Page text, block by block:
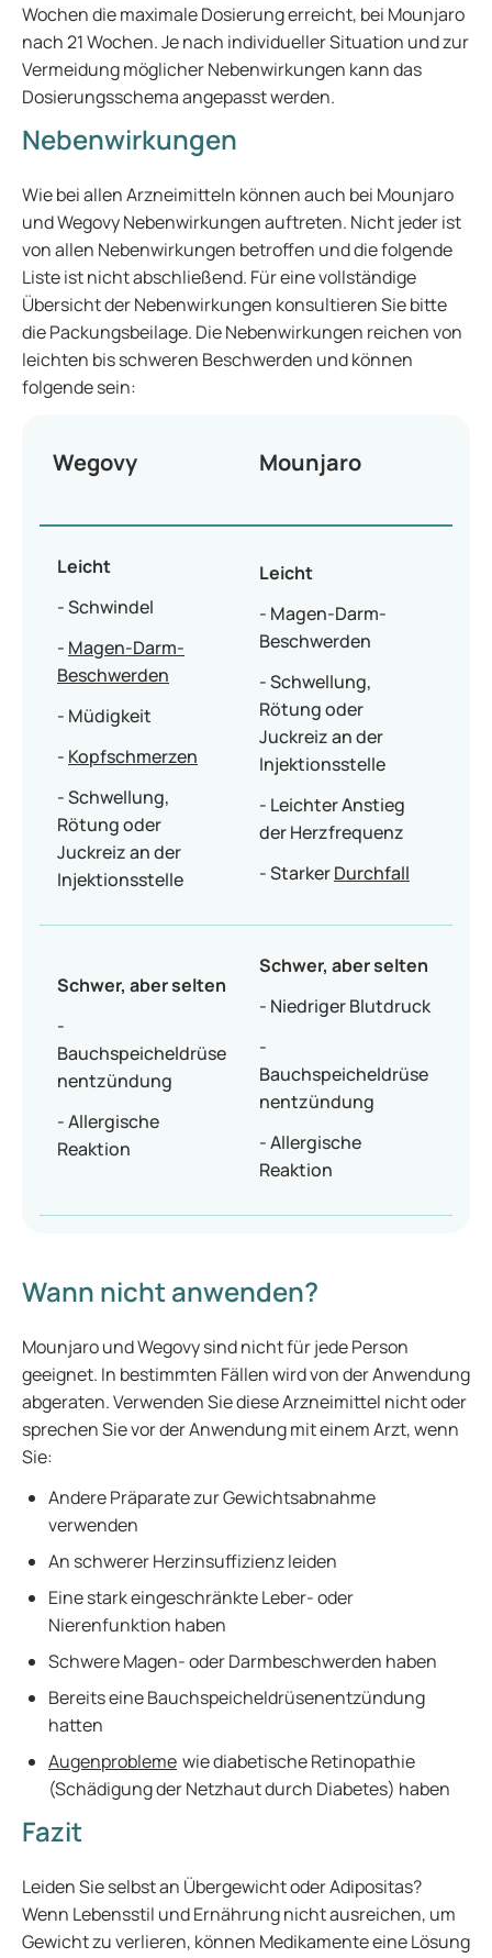
Wochen die maximale Dosierung erreicht, bei Mounjaro
nach 21 Wochen. Je nach individueller Situation und zur
Vermeidung möglicher Nebenwirkungen kann das
Dosierungsschema angepasst werden.
Nebenwirkungen
Wie bei allen Arzneimitteln können auch bei Mounjaro
und Wegovy Nebenwirkungen auftreten. Nicht jeder ist
von allen Nebenwirkungen betroffen und die folgende
Liste ist nicht abschließend. Für eine vollständige
Übersicht der Nebenwirkungen konsultieren Sie bitte
die Packungsbeilage. Die Nebenwirkungen reichen von
leichten bis schweren Beschwerden und können
folgende sein:
Wegovy Mounjaro
Leicht
- Schwindel
- Magen-Darm-
Beschwerden
- Müdigkeit
- Kopfschmerzen
- Schwellung,
Rötung oder
Juckreiz an der
Injektionsstelle
Leicht
- Magen-Darm-
Beschwerden
- Schwellung,
Rötung oder
Juckreiz an der
Injektionsstelle
- Leichter Anstieg
der Herzfrequenz
- StarkerDurchfall
Schwer, aber selten
-
Bauchspeicheldrüse
nentzündung
- Allergische
Reaktion
Schwer, aber selten
- Niedriger Blutdruck
-
Bauchspeicheldrüse
nentzündung
- Allergische
Reaktion
Wann nicht anwenden?
Mounjaro und Wegovy sind nicht für jede Person
geeignet. In bestimmten Fällen wird von der Anwendung
abgeraten. Verwenden Sie diese Arzneimittel nicht oder
sprechen Sie vor der Anwendung mit einem Arzt, wenn
Sie:
Andere Präparate zur Gewichtsabnahme
verwenden
An schwerer Herzinsuffizienz leiden
Eine stark eingeschränkte Leber- oder
Nierenfunktion haben
Schwere Magen- oder Darmbeschwerden haben
Bereits eine Bauchspeicheldrüsenentzündung
hatten
Augenprobleme wie diabetische Retinopathie
(Schädigung der Netzhaut durch Diabetes) haben
Fazit
Leiden Sie selbst an Übergewicht oder Adipositas?
Wenn Lebensstil und Ernährung nicht ausreichen, um
Gewicht zu verlieren, können Medikamente eine Lösung